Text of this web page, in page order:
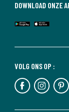
VOLG ONS OP :
DOWNLOAD ONZE